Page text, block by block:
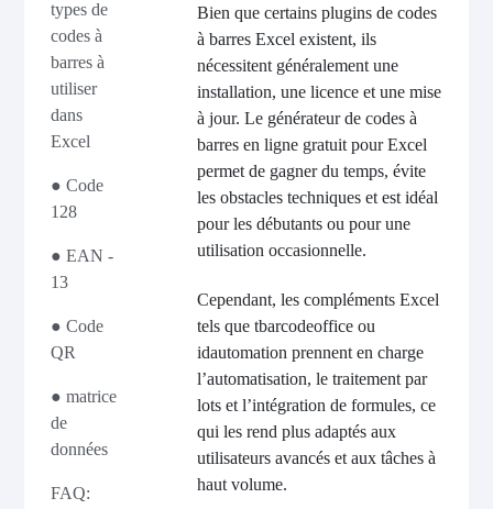
types de
codes à
barres à
utiliser
dans
Excel
● Code
128
● EAN -
13
● Code
QR
● matrice
de
données
FAQ:
Bien que certains plugins de codes
à barres Excel existent, ils
nécessitent généralement une
installation, une licence et une mise
à jour. Le générateur de codes à
barres en ligne gratuit pour Excel
permet de gagner du temps, évite
les obstacles techniques et est idéal
pour les débutants ou pour une
utilisation occasionnelle.
Cependant, les compléments Excel
tels que tbarcodeoffice ou
idautomation prennent en charge
l’automatisation, le traitement par
lots et l’intégration de formules, ce
qui les rend plus adaptés aux
utilisateurs avancés et aux tâches à
haut volume.